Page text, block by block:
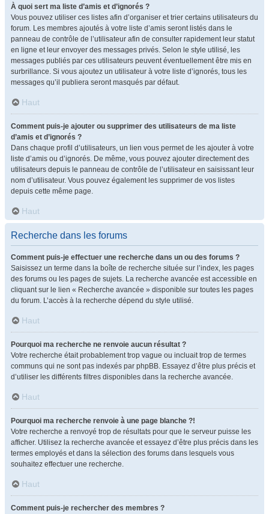
À quoi sert ma liste d’amis et d’ignorés ?
Vous pouvez utiliser ces listes afin d’organiser et trier certains utilisateurs du
forum. Les membres ajoutés à votre liste d’amis seront listés dans le
panneau de contrôle de l’utilisateur afin de consulter rapidement leur statut
en ligne et leur envoyer des messages privés. Selon le style utilisé, les
messages publiés par ces utilisateurs peuvent éventuellement être mis en
surbrillance. Si vous ajoutez un utilisateur à votre liste d’ignorés, tous les
messages qu’il publiera seront masqués par défaut.
Haut
Comment puis-je ajouter ou supprimer des utilisateurs de ma liste
d’amis et d’ignorés ?
Dans chaque profil d’utilisateurs, un lien vous permet de les ajouter à votre
liste d’amis ou d’ignorés. De même, vous pouvez ajouter directement des
utilisateurs depuis le panneau de contrôle de l’utilisateur en saisissant leur
nom d’utilisateur. Vous pouvez également les supprimer de vos listes
depuis cette même page.
Haut
Recherche dans les forums
Comment puis-je effectuer une recherche dans un ou des forums ?
Saisissez un terme dans la boîte de recherche située sur l’index, les pages
des forums ou les pages de sujets. La recherche avancée est accessible en
cliquant sur le lien « Recherche avancée » disponible sur toutes les pages
du forum. L’accès à la recherche dépend du style utilisé.
Haut
Pourquoi ma recherche ne renvoie aucun résultat ?
Votre recherche était probablement trop vague ou incluait trop de termes
communs qui ne sont pas indexés par phpBB. Essayez d’être plus précis et
d’utiliser les différents filtres disponibles dans la recherche avancée.
Haut
Pourquoi ma recherche renvoie à une page blanche ?!
Votre recherche a renvoyé trop de résultats pour que le serveur puisse les
afficher. Utilisez la recherche avancée et essayez d’être plus précis dans les
termes employés et dans la sélection des forums dans lesquels vous
souhaitez effectuer une recherche.
Haut
Comment puis-je rechercher des membres ?